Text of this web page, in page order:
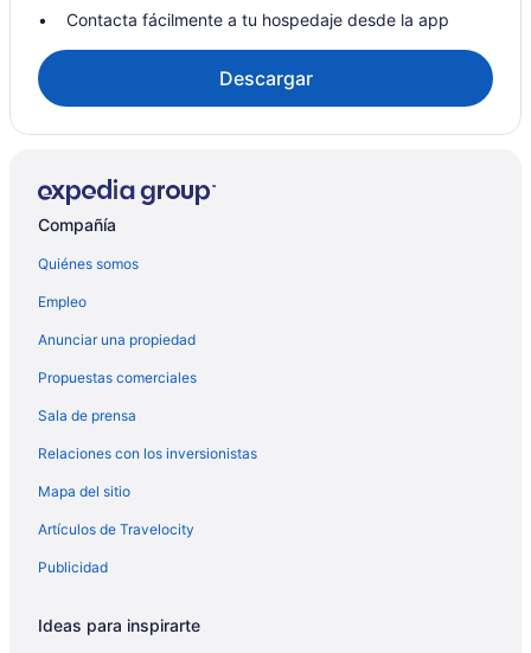
Contacta fácilmente a tu hospedaje desde la app
Descargar
Compañía
Quiénes somos
Empleo
Anunciar una propiedad
Propuestas comerciales
Sala de prensa
Relaciones con los inversionistas
Mapa del sitio
Artículos de Travelocity
Publicidad
Ideas para inspirarte